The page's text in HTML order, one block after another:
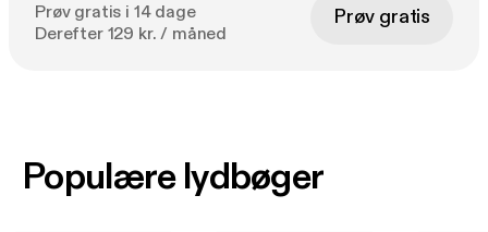
Prøv gratis i 14 dage
Derefter 129 kr. / måned
Prøv gratis
Populære lydbøger